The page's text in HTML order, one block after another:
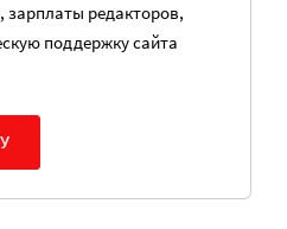
редакторов,
поддержку сайта